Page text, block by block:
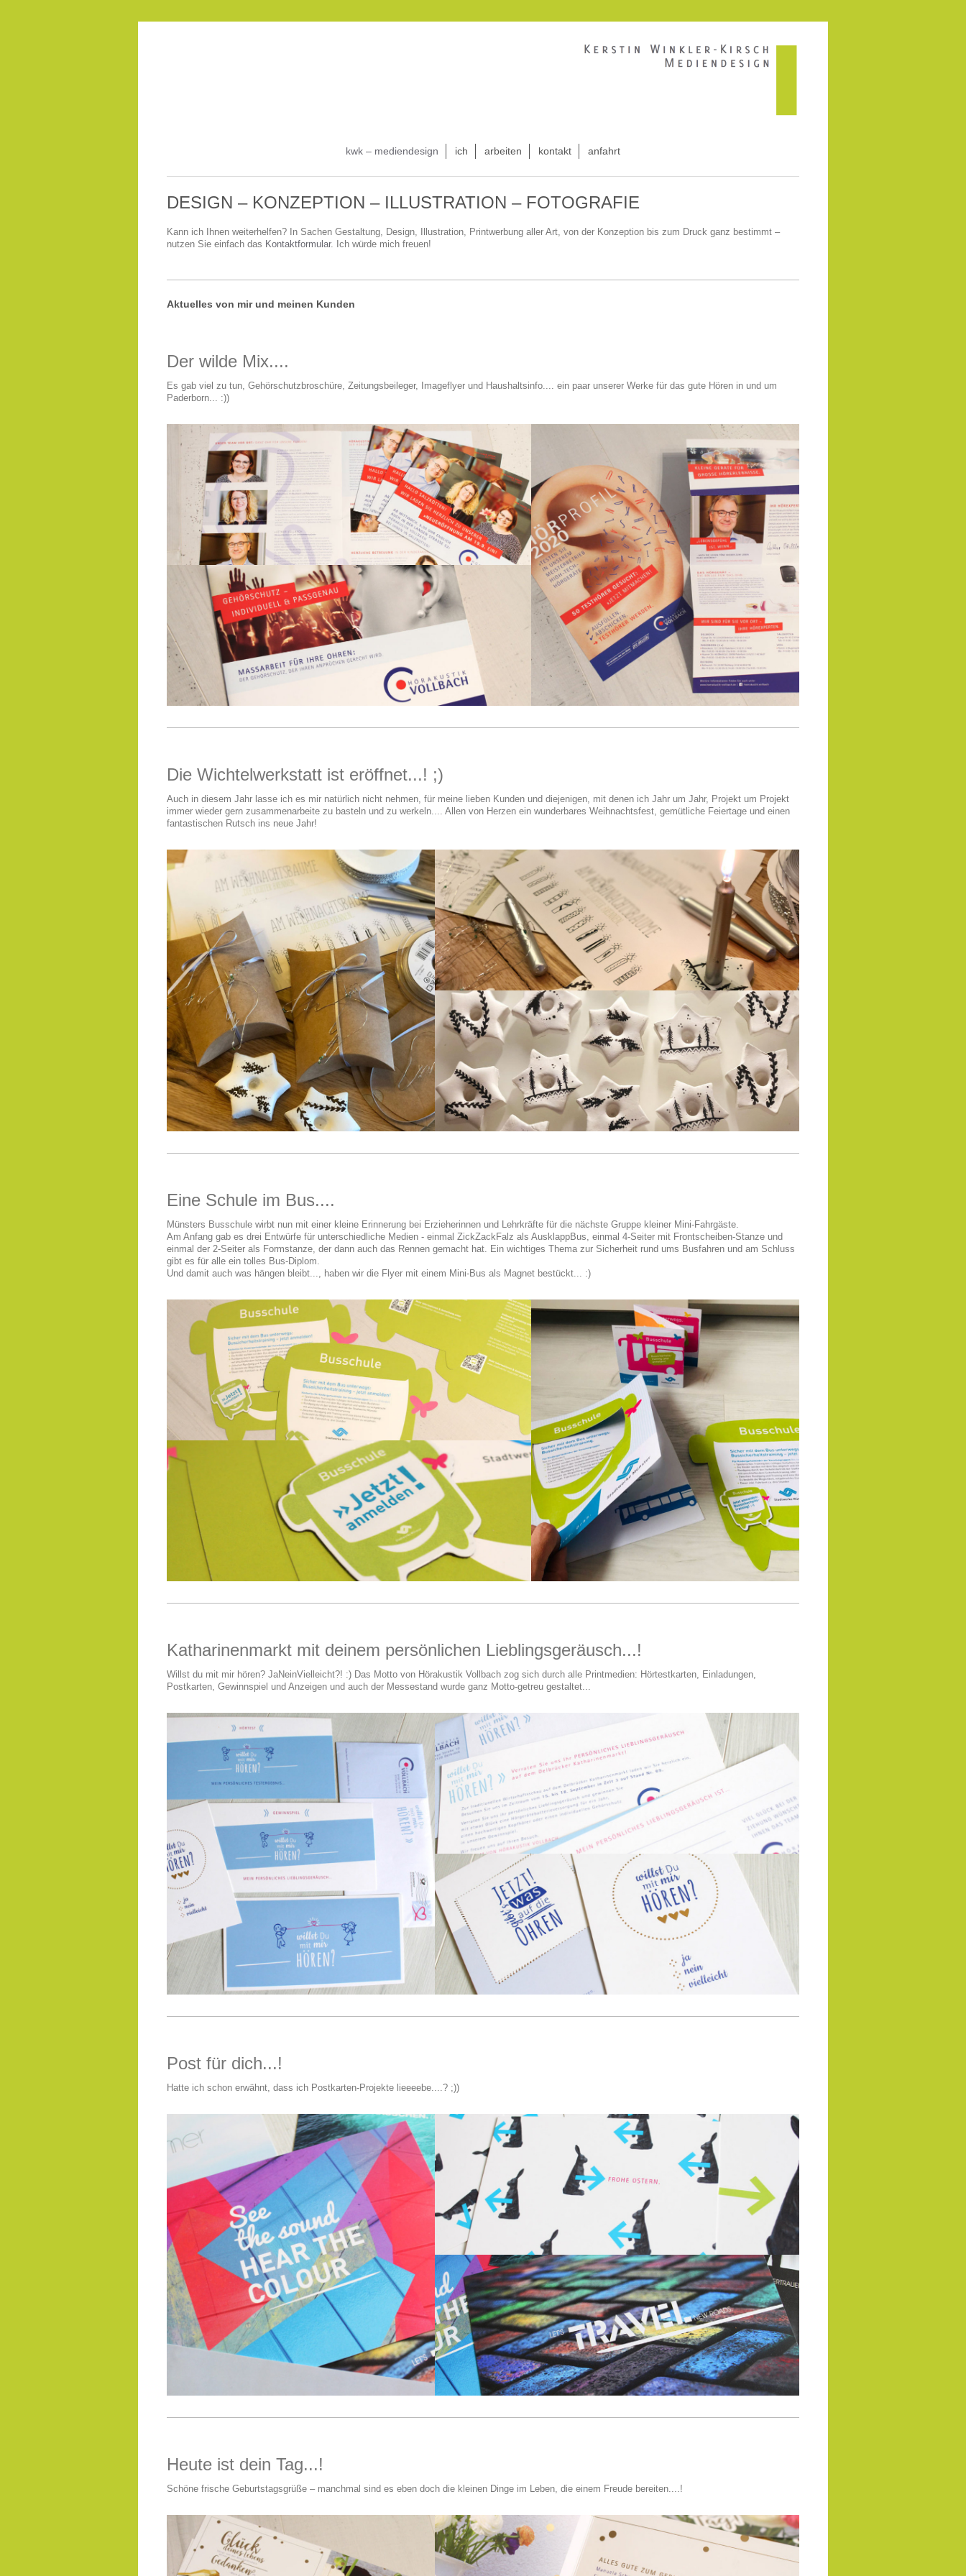
kwk – mediendesign ich arbeiten kontakt anfahrt
DESIGN – KONZEPTION – ILLUSTRATION – FOTOGRAFIE
Kann ich Ihnen weiterhelfen? In Sachen Gestaltung, Design, Illustration, Printwerbung aller Art, von der Konzeption bis zum Druck ganz bestimmt –
nutzen Sie einfach das Kontaktformular. Ich würde mich freuen!
Aktuelles von mir und meinen Kunden
Der wilde Mix....
Es gab viel zu tun, Gehörschutzbroschüre, Zeitungsbeileger, Imageflyer und Haushaltsinfo.... ein paar unserer Werke für das gute Hören in und um
Paderborn... :))
Die Wichtelwerkstatt ist eröffnet...! ;)
Auch in diesem Jahr lasse ich es mir natürlich nicht nehmen, für meine lieben Kunden und diejenigen, mit denen ich Jahr um Jahr, Projekt um Projekt
immer wieder gern zusammenarbeite zu basteln und zu werkeln.... Allen von Herzen ein wunderbares Weihnachtsfest, gemütliche Feiertage und einen
fantastischen Rutsch ins neue Jahr!
Eine Schule im Bus....
Münsters Busschule wirbt nun mit einer kleine Erinnerung bei Erzieherinnen und Lehrkräfte für die nächste Gruppe kleiner Mini-Fahrgäste.
Am Anfang gab es drei Entwürfe für unterschiedliche Medien - einmal ZickZackFalz als AusklappBus, einmal 4-Seiter mit Frontscheiben-Stanze und
einmal der 2-Seiter als Formstanze, der dann auch das Rennen gemacht hat. Ein wichtiges Thema zur Sicherheit rund ums Busfahren und am Schluss
gibt es für alle ein tolles Bus-Diplom.
Und damit auch was hängen bleibt..., haben wir die Flyer mit einem Mini-Bus als Magnet bestückt... :)
Katharinenmarkt mit deinem persönlichen Lieblingsgeräusch...!
Willst du mit mir hören? JaNeinVielleicht?! :) Das Motto von Hörakustik Vollbach zog sich durch alle Printmedien: Hörtestkarten, Einladungen,
Postkarten, Gewinnspiel und Anzeigen und auch der Messestand wurde ganz Motto-getreu gestaltet...
Post für dich...!
Hatte ich schon erwähnt, dass ich Postkarten-Projekte lieeeebe....? ;))
Heute ist dein Tag...!
Schöne frische Geburtstagsgrüße – manchmal sind es eben doch die kleinen Dinge im Leben, die einem Freude bereiten....!